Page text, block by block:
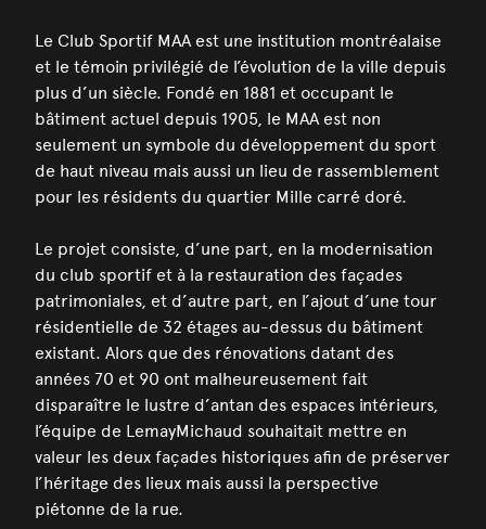
Le Club Sportif MAA est une institution montréalaise
et le témoin privilégié de l’évolution de la ville depuis
plus d’un siècle. Fondé en 1881 et occupant le
bâtiment actuel depuis 1905, le MAA est non
seulement un symbole du développement du sport
de haut niveau mais aussi un lieu de rassemblement
pour les résidents du quartier Mille carré doré.
Le projet consiste, d’une part, en la modernisation
du club sportif et à la restauration des façades
patrimoniales, et d’autre part, en l’ajout d’une tour
résidentielle de 32 étages au-dessus du bâtiment
existant. Alors que des rénovations datant des
années 70 et 90 ont malheureusement fait
disparaître le lustre d’antan des espaces intérieurs,
l’équipe de LemayMichaud souhaitait mettre en
valeur les deux façades historiques afin de préserver
l’héritage des lieux mais aussi la perspective
piétonne de la rue.